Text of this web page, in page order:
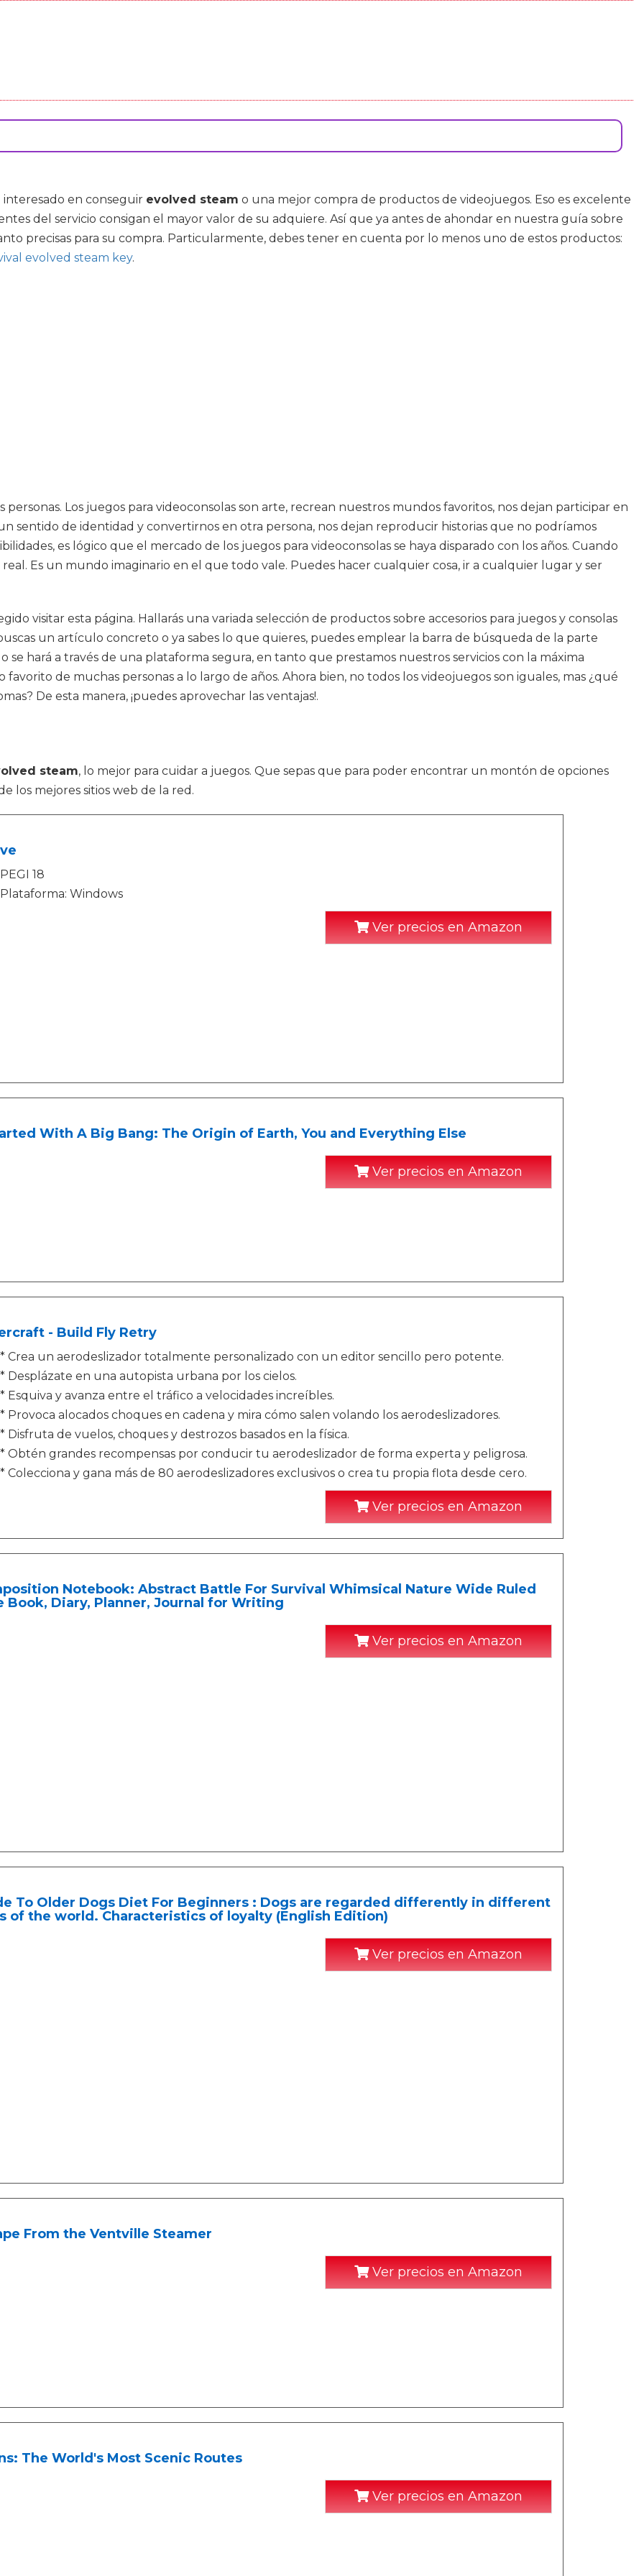
en conseguir evolved steam o una mejor compra de productos de videojuegos. Eso es excelente
del servicio consigan el mayor valor de su adquiere. Así que ya antes de ahondar en nuestra guía sobre
precisas para su compra. Particularmente, debes tener en cuenta por lo menos uno de estos productos:
evolved steam key.
Los juegos para videoconsolas son arte, recrean nuestros mundos favoritos, nos dejan participar en
sentido de identidad y convertirnos en otra persona, nos dejan reproducir historias que no podríamos
es lógico que el mercado de los juegos para videoconsolas se haya disparado con los años. Cuando
Es un mundo imaginario en el que todo vale. Puedes hacer cualquier cosa, ir a cualquier lugar y ser
visitar esta página. Hallarás una variada selección de productos sobre accesorios para juegos y consolas
un artículo concreto o ya sabes lo que quieres, puedes emplear la barra de búsqueda de la parte
hará a través de una plataforma segura, en tanto que prestamos nuestros servicios con la máxima
de muchas personas a lo largo de años. Ahora bien, no todos los videojuegos son iguales, mas ¿qué
De esta manera, ¡puedes aprovechar las ventajas!.
steam, lo mejor para cuidar a juegos. Que sepas que para poder encontrar un montón de opciones
los mejores sitios web de la red.
PEGI 18
Plataforma: Windows
Ver precios en Amazon
With A Big Bang: The Origin of Earth, You and Everything Else
Ver precios en Amazon
- Build Fly Retry
* Crea un aerodeslizador totalmente personalizado con un editor sencillo pero potente.
* Desplázate en una autopista urbana por los cielos.
* Esquiva y avanza entre el tráfico a velocidades increíbles.
* Provoca alocados choques en cadena y mira cómo salen volando los aerodeslizadores.
* Disfruta de vuelos, choques y destrozos basados en la física.
* Obtén grandes recompensas por conducir tu aerodeslizador de forma experta y peligrosa.
* Colecciona y gana más de 80 aerodeslizadores exclusivos o crea tu propia flota desde cero.
Ver precios en Amazon
Notebook: Abstract Battle For Survival Whimsical Nature Wide Ruled
Book, Diary, Planner, Journal for Writing
Ver precios en Amazon
To Older Dogs Diet For Beginners : Dogs are regarded differently in different
of the world. Characteristics of loyalty (English Edition)
Ver precios en Amazon
From the Ventville Steamer
Ver precios en Amazon
The World's Most Scenic Routes
Ver precios en Amazon